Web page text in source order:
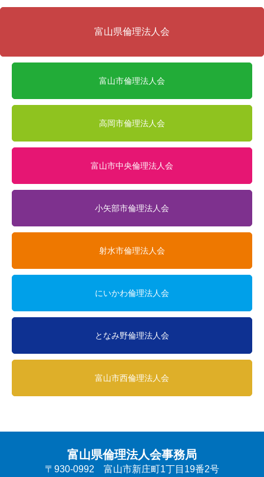
富山県倫理法人会
富山市倫理法人会
高岡市倫理法人会
富山市中央倫理法人会
小矢部市倫理法人会
射水市倫理法人会
にいかわ倫理法人会
となみ野倫理法人会
富山市西倫理法人会
富山県倫理法人会事務局
〒930-0992 富山市新庄町1丁目19番2号